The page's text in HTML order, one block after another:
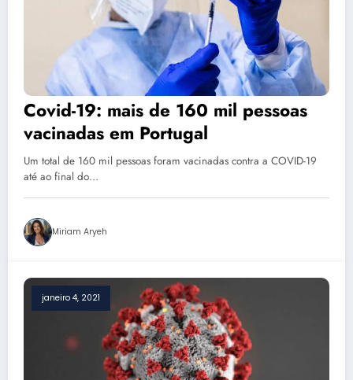
Covid-19: mais de 160 mil pessoas
vacinadas em Portugal
Um total de 160 mil pessoas foram vacinadas contra a COVID-19
até ao final do…
Miriam Aryeh
janeiro 4, 2021